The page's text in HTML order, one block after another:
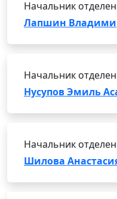
Начальник
Лапшин
Начальник
Нусупов Эмиль
Начальник
Шилова